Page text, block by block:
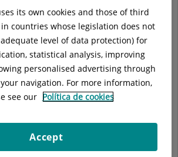
Cugat del Vallés Barcelona
000
Sagrat Cor
111
its own cookies and those of third
countries whose legislation does not
level of data protection) for
statistical analysis, improving
personalised advertising through
navigation. For more information,
see our Política de cookies
Accept